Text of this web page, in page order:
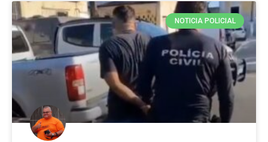
NOTICIA POLICIAL